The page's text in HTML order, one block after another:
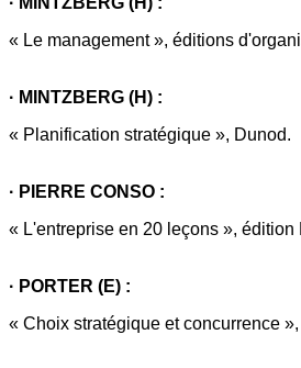
« Le management », éditions
· MINTZBERG (H) :
« Planification stratégique », Dunod.
· PIERRE CONSO :
« L'entreprise en 20 leçons », édition
· PORTER (E) :
« Choix stratégique et concurrence